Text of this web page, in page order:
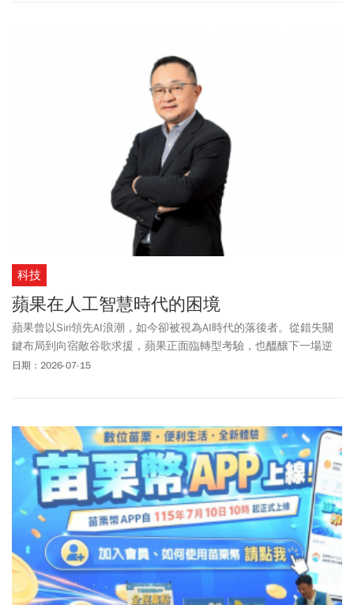
科技
蘋果在人工智慧時代的困境
蘋果曾以Siri領先AI浪潮，如今卻被視為AI時代的落後者。從錯失關
鍵布局到向宿敵谷歌求援，蘋果正面臨轉型考驗，也醞釀下一場逆
襲契機。
日期：2026-07-15